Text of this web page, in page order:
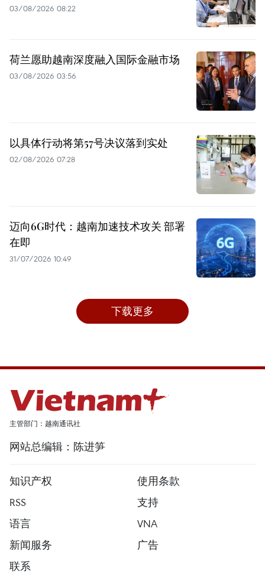
03/08/2026 08:22
荷兰愿助越南深度融入国际金融市场
03/08/2026 03:56
以具体行动将第57号决议落到实处
02/08/2026 07:28
迈向6G时代：越南加速技术攻关 部署
在即
31/07/2026 10:49
下载更多
主管部门：越南通讯社
网站总编辑：陈进笋
知识产权
使用条款
RSS
支持
语言
VNA
新闻服务
广告
联系